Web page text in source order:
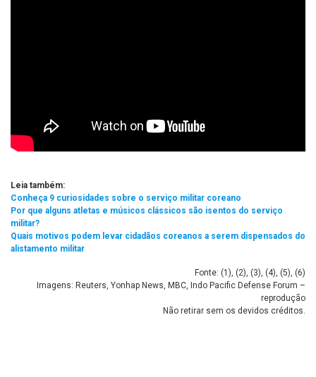
Leia também:
Conheça 9 curiosidades sobre o serviço militar coreano
Por que alguns atletas e músicos clássicos são isentos do serviço
militar?
Quais motivos podem levar cidadãos coreanos a serem dispensados do
alistamento militar
Fonte: (1 ), (2), (3), (4), (5), (6)
Imagens: Reuters, Yonhap News, MBC, Indo Pacific Defense Forum –
reprodução
Não retirar sem os devidos créditos.